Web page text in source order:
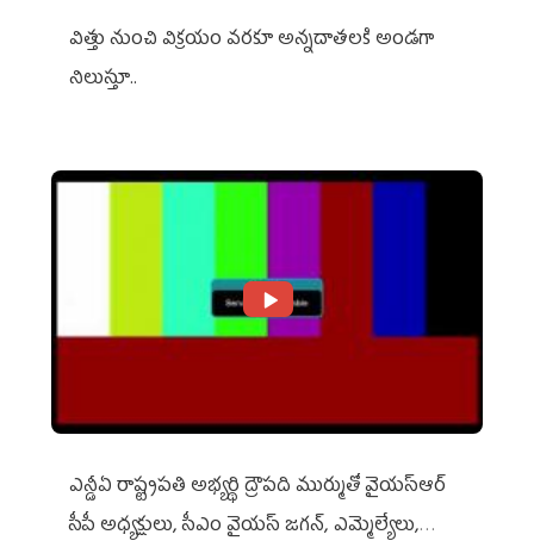
విత్తు నుంచి విక్రయం వరకూ అన్నదాతలకి అండగా
నిలుస్తూ..
ఎన్డీఏ రాష్ట్ర‌ప‌తి అభ్య‌ర్థి ద్రౌప‌ది ముర్ముతో వైయ‌స్ఆర్
సీపీ అధ్య‌క్షులు, సీఎం వైయ‌స్ జ‌గ‌న్, ఎమ్మెల్యేలు,